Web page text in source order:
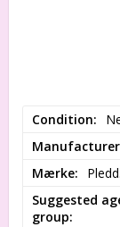
Condition
Manufacturer
Mærke
Suggested
group